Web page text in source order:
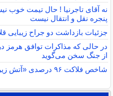
نه آقای تاجرنیا ! حال تیمت
پنجره نقل و انتقال نیست
جزئیات بازداشت دو جراح زیبایی
در حالی که مذاکرات توافق هرمز
از جنگ سخن می‌گوید
شاخص فلاکت ۹۶ درصدی «آتش زیر خاکستر» است